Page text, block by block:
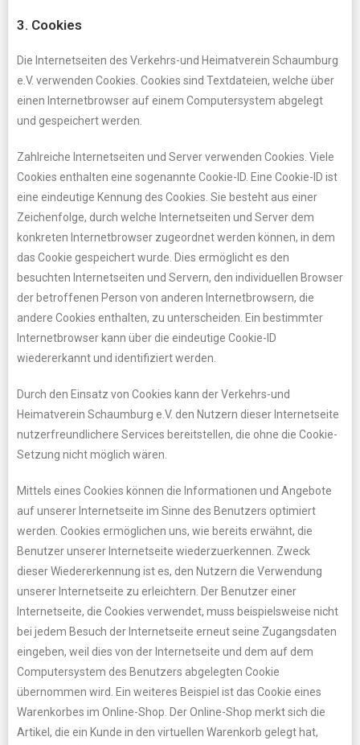
3. Cookies
Die Internetseiten des Verkehrs-und Heimatverein Schaumburg
e.V. verwenden Cookies. Cookies sind Textdateien, welche über
einen Internetbrowser auf einem Computersystem abgelegt
und gespeichert werden.
Zahlreiche Internetseiten und Server verwenden Cookies. Viele
Cookies enthalten eine sogenannte Cookie-ID. Eine Cookie-ID ist
eine eindeutige Kennung des Cookies. Sie besteht aus einer
Zeichenfolge, durch welche Internetseiten und Server dem
konkreten Internetbrowser zugeordnet werden können, in dem
das Cookie gespeichert wurde. Dies ermöglicht es den
besuchten Internetseiten und Servern, den individuellen Browser
der betroffenen Person von anderen Internetbrowsern, die
andere Cookies enthalten, zu unterscheiden. Ein bestimmter
Internetbrowser kann über die eindeutige Cookie-ID
wiedererkannt und identifiziert werden.
Durch den Einsatz von Cookies kann der Verkehrs-und
Heimatverein Schaumburg e.V. den Nutzern dieser Internetseite
nutzerfreundlichere Services bereitstellen, die ohne die Cookie-
Setzung nicht möglich wären.
Mittels eines Cookies können die Informationen und Angebote
auf unserer Internetseite im Sinne des Benutzers optimiert
werden. Cookies ermöglichen uns, wie bereits erwähnt, die
Benutzer unserer Internetseite wiederzuerkennen. Zweck
dieser Wiedererkennung ist es, den Nutzern die Verwendung
unserer Internetseite zu erleichtern. Der Benutzer einer
Internetseite, die Cookies verwendet, muss beispielsweise nicht
bei jedem Besuch der Internetseite erneut seine Zugangsdaten
eingeben, weil dies von der Internetseite und dem auf dem
Computersystem des Benutzers abgelegten Cookie
übernommen wird. Ein weiteres Beispiel ist das Cookie eines
Warenkorbes im Online-Shop. Der Online-Shop merkt sich die
Artikel, die ein Kunde in den virtuellen Warenkorb gelegt hat,